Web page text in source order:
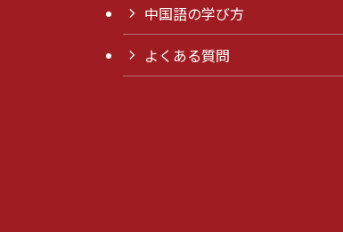
中国語の学び方
よくある質問